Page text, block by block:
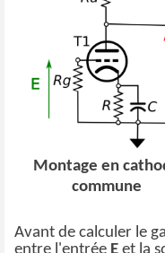
Montage en
commune
Avant de calculer le
entre l'entrée Eet la